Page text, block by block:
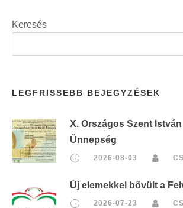
Keresés
LEGFRISSEBB BEJEGYZÉSEK
X. Országos Szent
Ünnepség
2026-08-03
Új elemekkel bővült a
2026-07-23